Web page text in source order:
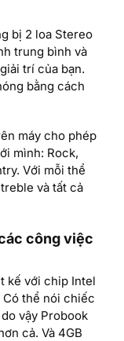
bị 2 loa Stereo
trung bình và
trí của bạn.
bằng cách
máy cho phép
mình: Rock,
Với mỗi thể
và tất cả
công việc
kế với chip Intel
Có thể nói chiếc
vậy Probook
cả. Và 4GB